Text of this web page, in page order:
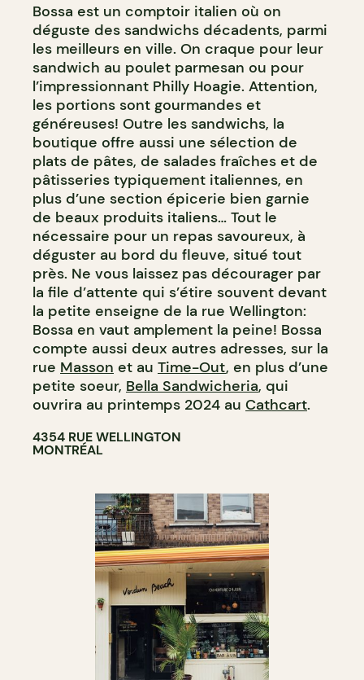
Bossa est un comptoir italien où on
déguste des sandwichs décadents, parmi
les meilleurs en ville. On craque pour leur
sandwich au poulet parmesan ou pour
l’impressionnant Philly Hoagie. Attention,
les portions sont gourmandes et
généreuses! Outre les sandwichs, la
boutique offre aussi une sélection de
plats de pâtes, de salades fraîches et de
pâtisseries typiquement italiennes, en
plus d’une section épicerie bien garnie
de beaux produits italiens… Tout le
nécessaire pour un repas savoureux, à
déguster au bord du fleuve, situé tout
près. Ne vous laissez pas décourager par
la file d’attente qui s’étire souvent devant
la petite enseigne de la rue Wellington:
Bossa en vaut amplement la peine! Bossa
compte aussi deux autres adresses, sur la
rue Masson et au Time-Out, en plus d’une
petite soeur, Bella Sandwicheria, qui
ouvrira au printemps 2024 au Cathcart.
4354 RUE WELLINGTON
MONTRÉAL